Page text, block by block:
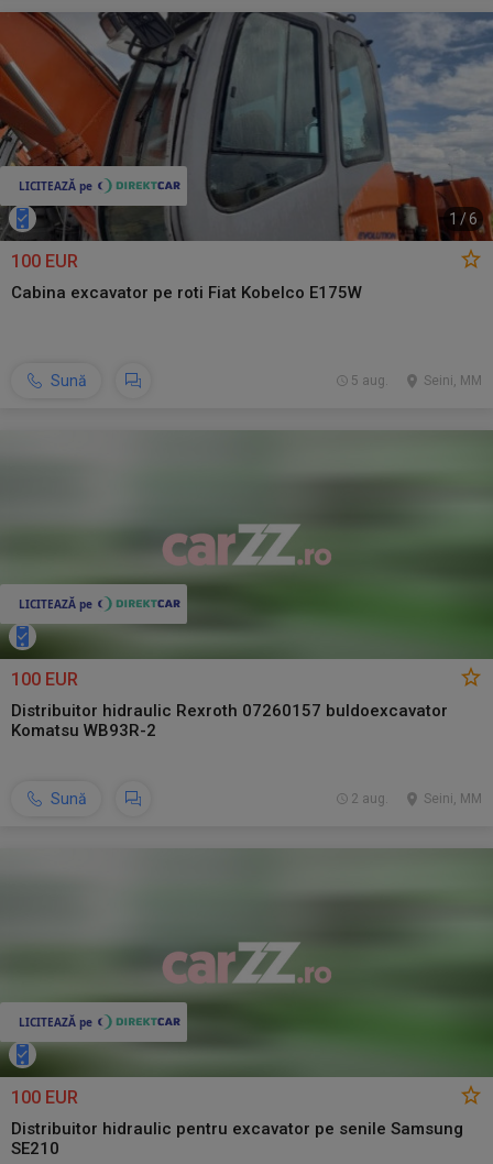
1 /6
100 EUR
Cabina excavator pe roti Fiat Kobelco E175W
Sună Seini, MM
5 aug.
100 EUR
Distribuitor hidraulic Rexroth 07260157 buldoexcavator
Komatsu WB93R-2
Sună Seini, MM
2 aug.
100 EUR
Distribuitor hidraulic pentru excavator pe senile Samsung
SE210